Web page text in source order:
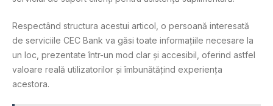
Respectând structura acestui articol, o persoană interesată
de serviciile CEC Bank va găsi toate informațiile necesare la
un loc, prezentate într-un mod clar și accesibil, oferind astfel
valoare reală utilizatorilor și îmbunătățind experiența
acestora.